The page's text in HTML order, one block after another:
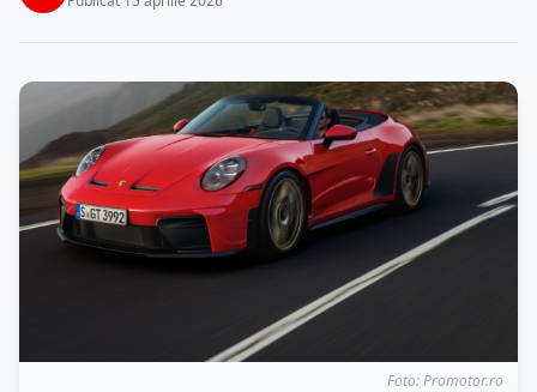
Foto: Promotor.ro